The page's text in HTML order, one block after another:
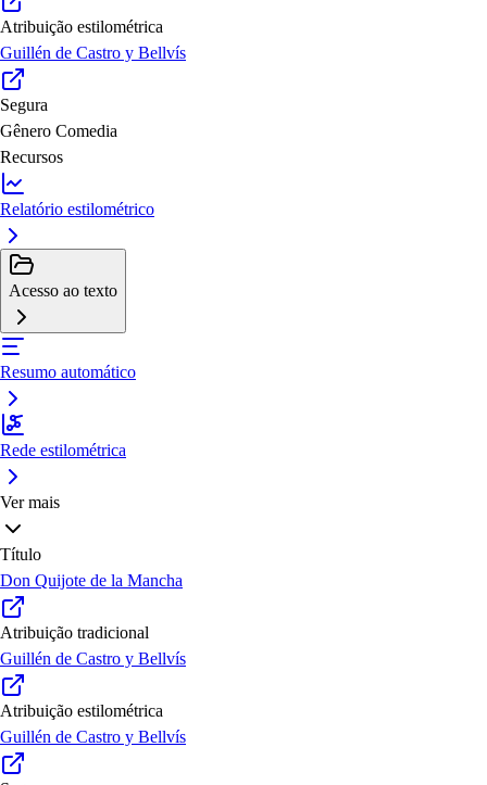
Atribuição estilométrica
Guillén de Castro y Bellvís
Segura
Gênero Comedia
Recursos
Relatório estilométrico
Acesso ao texto
Resumo automático
Rede estilométrica
Ver mais
Título
Don Quijote de la Mancha
Atribuição tradicional
Guillén de Castro y Bellvís
Atribuição estilométrica
Guillén de Castro y Bellvís